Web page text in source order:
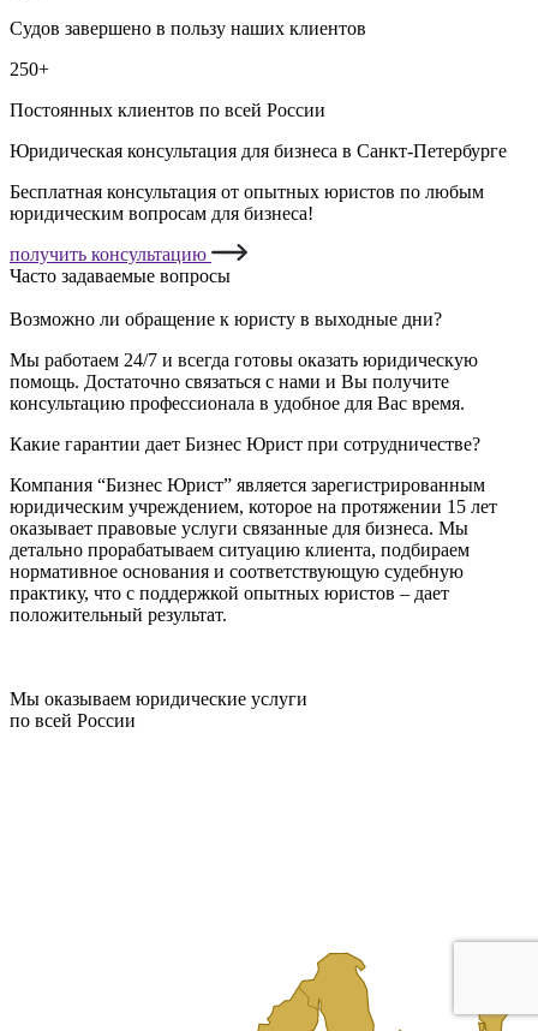
Судов завершено в пользу наших клиентов
250+
Постоянных клиентов по всей России
Юридическая консультация для бизнеса в Санкт-Петербурге
Бесплатная консультация от опытных юристов по любым
юридическим вопросам для бизнеса!
получить консультацию
Часто задаваемые вопросы
Возможно ли обращение к юристу в выходные дни?
Мы работаем 24/7 и всегда готовы оказать юридическую
помощь. Достаточно связаться с нами и Вы получите
консультацию профессионала в удобное для Вас время.
Какие гарантии дает Бизнес Юрист при сотрудничестве?
Компания “Бизнес Юрист” является зарегистрированным
юридическим учреждением, которое на протяжении 15 лет
оказывает правовые услуги связанные для бизнеса. Мы
детально прорабатываем ситуацию клиента, подбираем
нормативное основания и соответствующую судебную
практику, что с поддержкой опытных юристов – дает
положительный результат.
Мы оказываем юридические услуги
по всей России